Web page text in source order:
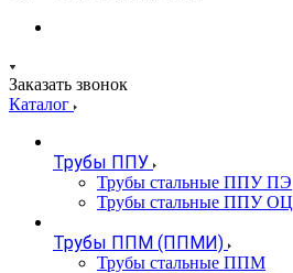
Заказать звонок
Каталог
Трубы ППУ
Трубы стальные ППУ ПЭ
Трубы стальные ППУ ОЦ
Трубы ППМ (ППМИ)
Трубы стальные ППМ